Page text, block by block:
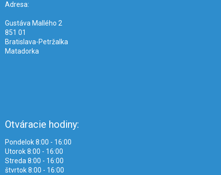
Adresa:
Gustáva Mallého 2
851 01
Bratislava-Petržalka
Matadorka
Otváracie hodiny:
Pondelok 8:00 - 16:00
Utorok 8:00 - 16:00
Streda 8:00 - 16:00
štvrtok 8:00 - 16:00